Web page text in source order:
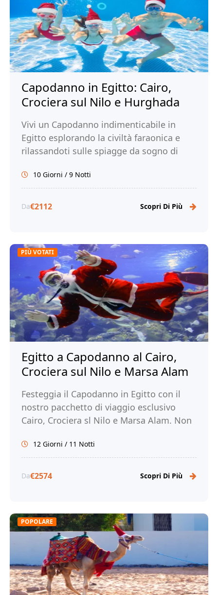
Capodanno in Egitto: Cairo,
Crociera sul Nilo e Hurghada
Vivi un Capodanno indimenticabile in
Egitto esplorando la civiltà faraonica e
rilassandoti sulle spiagge da sogno di
di viaggio personalizzata!
10 Giorni / 9 Notti
Da€2112 Scopri Di Più
PIÙ VOTATI
Egitto a Capodanno al Cairo,
Crociera sul Nilo e Marsa Alam
Festeggia il Capodanno in Egitto con il
nostro pacchetto di viaggio esclusivo
Cairo, Crociera sl Nilo e Marsa Alam. Non
12 Giorni / 11 Notti
Da€2574 Scopri Di Più
POPOLARE